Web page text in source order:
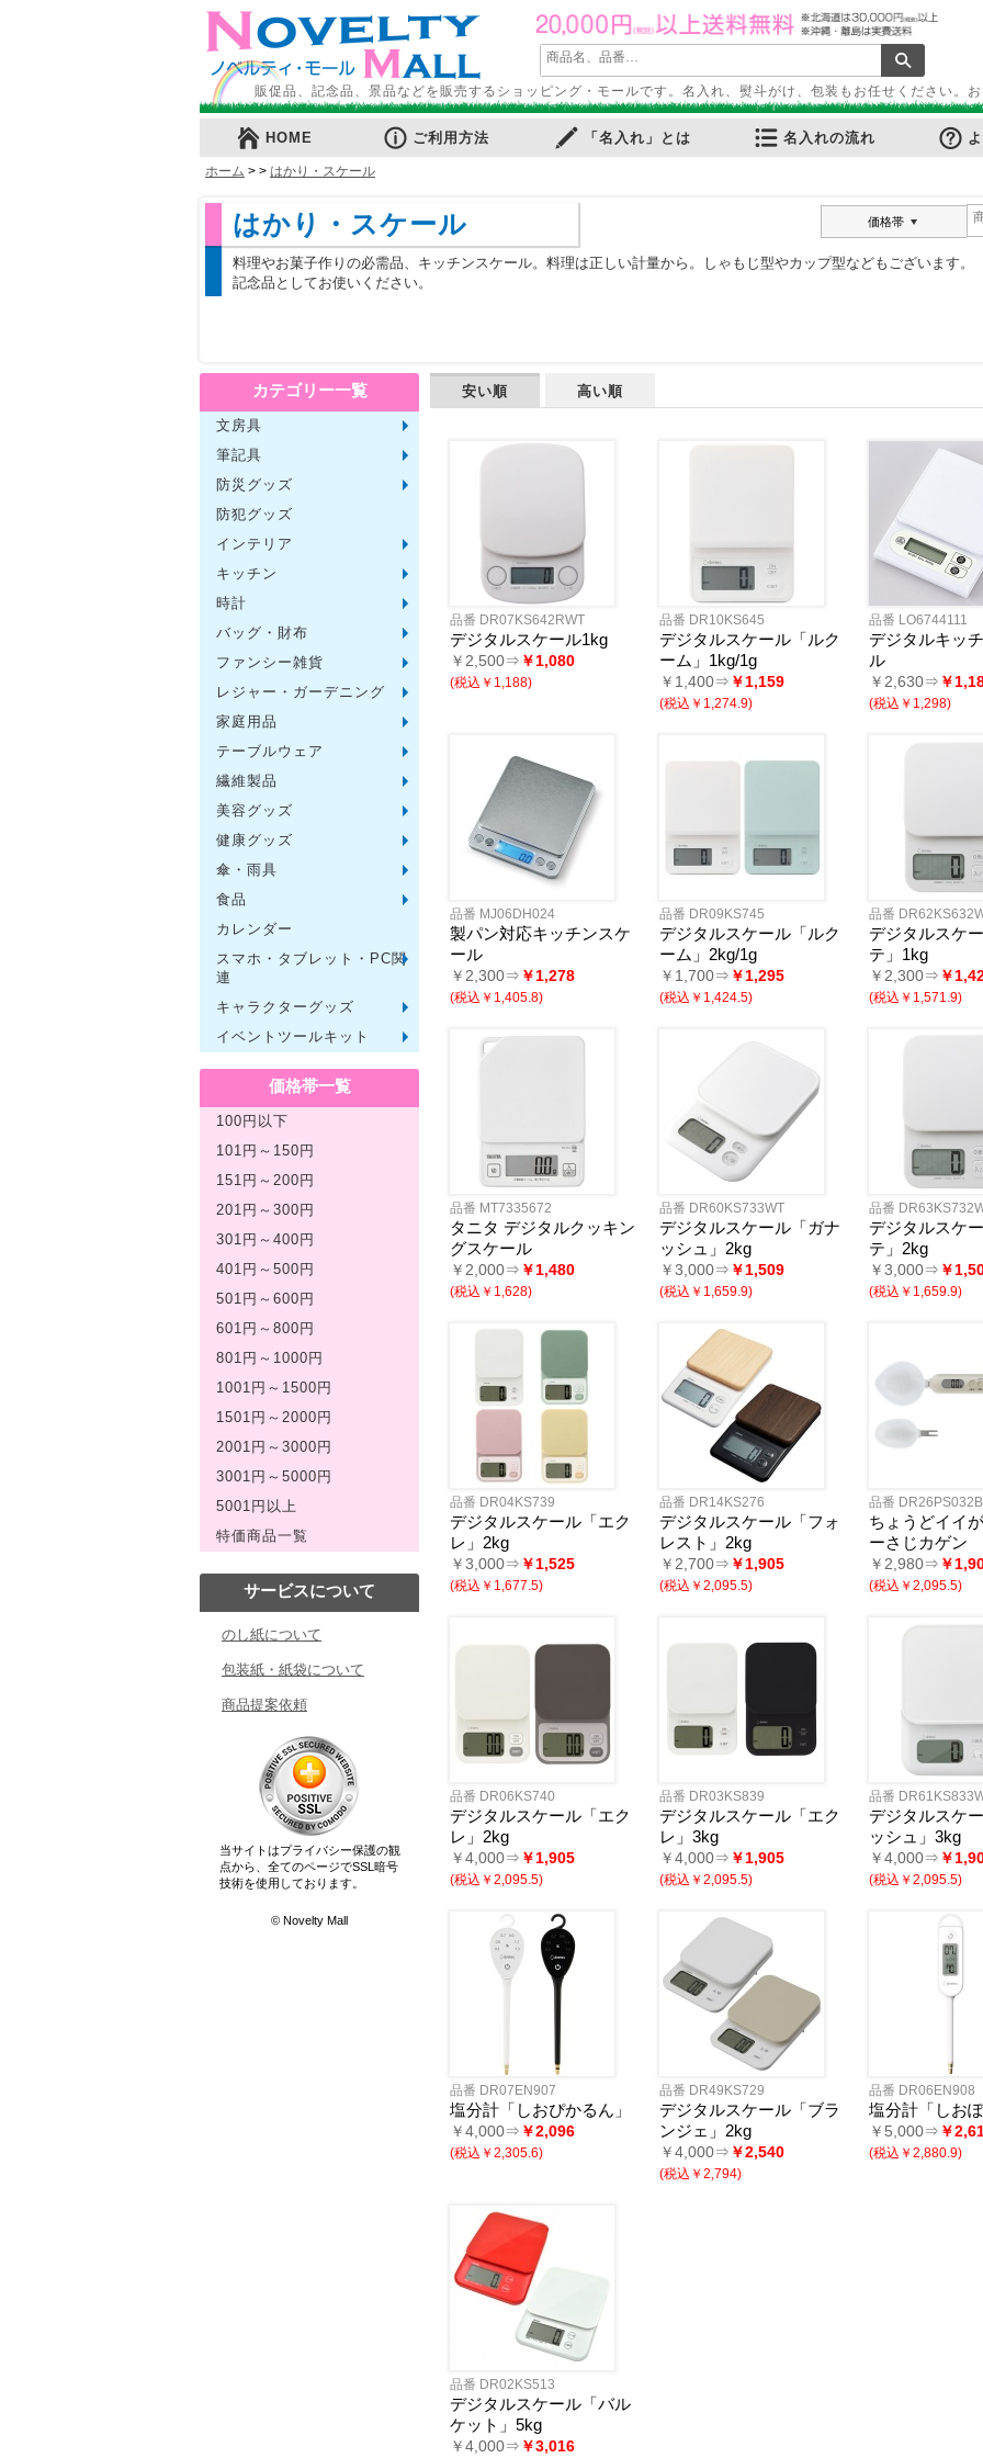
販促品、記念品、景品などを販売するショッピング・モールです。名入れ、熨斗がけ、包装もお任せください。
HOME ご利用方法 「名入れ」とは 名入れの流れ
ホーム > > はかり・スケール
はかり・スケール 価格帯
料理やお菓子作りの必需品、キッチンスケール。料理は正しい計量から。しゃもじ型やカップ型などもございます。
記念品としてお使いください。
カテゴリー一覧
文房具
筆記具
単色ボールペン
多色・多機能ペン
国内メーカー筆記具
高級筆記具
マーカー・色鉛筆・クレヨン
シャープペン
防災グッズ
防犯グッズ
インテリア
フォトフレーム
アロマディフューザー
ライト・キャンドル
インテリア小物
クッション・チェア
キッチン
スチーマー・鍋
調理用品
保存用品
キッチン家電
タイマー
はかり・スケール
時計
置時計・目覚し時計
壁掛時計
多機能時計
電波時計
腕時計・ストップウォッチ
バッグ・財布
トートバッグ
ポーチ・巾着
エコバッグ
保温冷バッグ
レジカゴバッグ
財布
同柄シリーズ
その他
ファンシー雑貨
玩具
アニマルキャラクター
スイーツモチーフ
アクセサリー
お守・縁起物
その他
レジャー・ガーデニング
保温冷バッグ・ケース
水筒・ボトル・タンブラー
ランチボックス
シート・クッション・チェア
ドライブ・トラベル
ライト・ツール
ガーデニング用品
夏グッズ
その他
家庭用品
テーブルウェア
繊維製品
クロス・クリーナー
ブランケット
マフラー・スカーフ
美容グッズ
コスメグッズ
ミラー
ネイルケア
バスグッズ
その他
健康グッズ
体脂肪対策
マッサージ・リラックス
温湿度管理
歩数計
その他
傘・雨具
折りたたみ傘
晴雨兼用傘
レインコート・ポンチョ
食品
カレンダー
スマホ・タブレット・PC関
連
バッテリー&充電器
タッチペン
クリーナー
PC関連グッズ
スマホ関連グッズ
キャラクターグッズ 文房具
バッグ・財布
レジャー用品
テーブルウェア
繊維製品
その他
イベントツールキット
〜30人用
〜50人用
100人用〜
価格帯一覧
100円以下
101円～150円
151円～200円
201円～300円
301円～400円
401円～500円
501円～600円
601円～800円
801円～1000円
1001円～1500円
1501円～2000円
2001円～3000円
3001円～5000円
5001円以上
特価商品一覧
サービスについて
のし紙について
包装紙・紙袋について
商品提案依頼
当サイトはプライバシー保護の観
点から、全てのページでSSL暗号
技術を使用しております。
© Novelty Mall
安い順 高い順
品番 DR07KS642RWT
デジタルスケール1kg
￥2,500⇒ ￥1,080
(税込￥1,188)
品番 DR10KS645
デジタルスケール「ルク
ーム」1kg/1g
￥1,400⇒ ￥1,159
(税込￥1,274.9)
品番 LO6744111
デジタルキッ
ル
￥2,630⇒ ￥
(税込￥1,298)
品番 MJ06DH024
製パン対応キッチンスケ
ール
￥2,300⇒ ￥1,278
(税込￥1,405.8)
品番 DR09KS745
デジタルスケール「ルク
ーム」2kg/1g
￥1,700⇒ ￥1,295
(税込￥1,424.5)
品番
デジタルスケ
テ」1kg
￥2,300⇒ ￥
(税込￥1,571.9)
品番 MT7335672
タニタ デジタルクッキン
グスケール
￥2,000⇒ ￥1,480
(税込￥1,628)
品番 DR60KS733WT
デジタルスケール「ガナ
ッシュ」2kg
￥3,000⇒ ￥1,509
(税込￥1,659.9)
品番
デジタルスケ
テ」2kg
￥3,000⇒ ￥
(税込￥1,659.9)
品番 DR04KS739
デジタルスケール「エク
レ」2kg
￥3,000⇒ ￥1,525
(税込￥1,677.5)
品番 DR14KS276
デジタルスケール「フォ
レスト」2kg
￥2,700⇒ ￥1,905
(税込￥2,095.5)
品番
ちょうどイイ
ーさじカゲン
￥2,980⇒ ￥
(税込￥2,095.5)
品番 DR06KS740
デジタルスケール「エク
レ」2kg
￥4,000⇒ ￥1,905
(税込￥2,095.5)
品番 DR03KS839
デジタルスケール「エク
レ」3kg
￥4,000⇒ ￥1,905
(税込￥2,095.5)
品番
デジタルスケ
ッシュ」3kg
￥4,000⇒ ￥
(税込￥2,095.5)
品番 DR07EN907
塩分計「しおぴかるん」
￥4,000⇒ ￥2,096
(税込￥2,305.6)
品番 DR49KS729
デジタルスケール「ブラ
ンジェ」2kg
￥4,000⇒ ￥2,540
(税込￥2,794)
品番 DR06EN908
塩分計「しお
￥5,000⇒ ￥
(税込￥2,880.9)
品番 DR02KS513
デジタルスケール「バル
ケット」5kg
￥4,000⇒ ￥3,016